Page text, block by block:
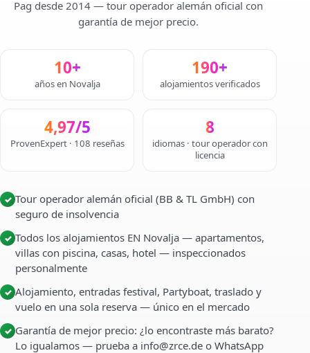
Pag desde 2014 — tour operador alemán oficial con
garantía de mejor precio.
10+
años en Novalja
190+
alojamientos verificados
4,97/5
ProvenExpert · 108 reseñas
8
idiomas · tour operador con
licencia
✓ Tour operador alemán oficial (BB & TL GmbH) con
seguro de insolvencia
✓ Todos los alojamientos EN Novalja — apartamentos,
villas con piscina, casas, hotel — inspeccionados
personalmente
✓ Alojamiento, entradas festival, Partyboat, traslado y
vuelo en una sola reserva — único en el mercado
✓ Garantía de mejor precio: ¿lo encontraste más barato?
Lo igualamos — prueba a info@zrce.de o WhatsApp